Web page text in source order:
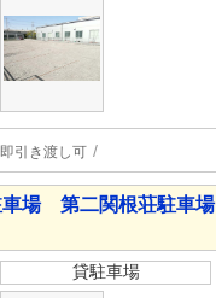
即引き渡し可
車場 第二関根荘駐車場
貸駐車場